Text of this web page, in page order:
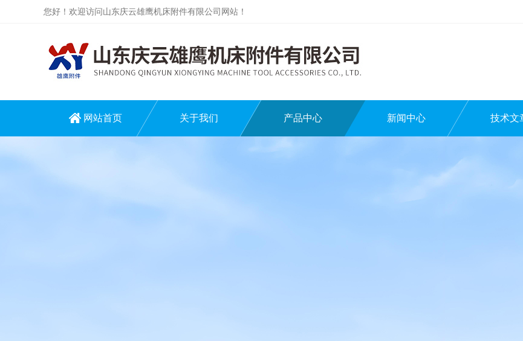
您好！欢迎访问山东庆云雄鹰机床附件有限公司网站！
网站首页 关于我们 产品中心 新闻中心 技术文